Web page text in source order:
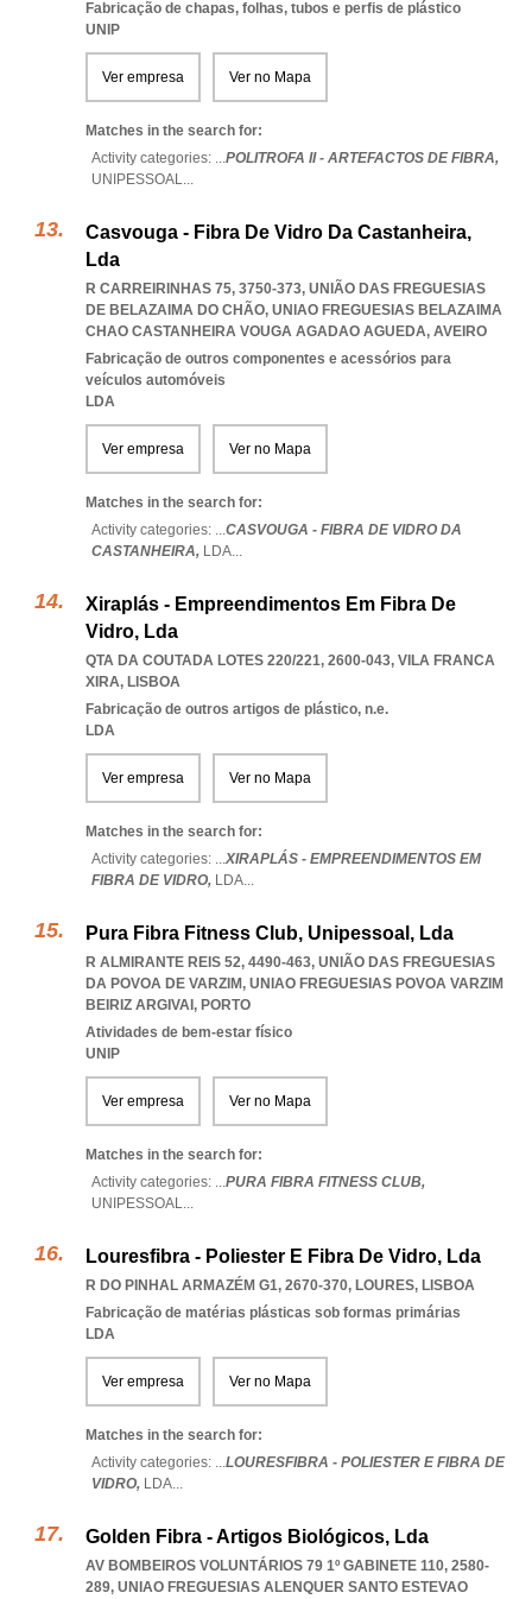
Fabricação de chapas, folhas, tubos e perfis de plástico
UNIP
Ver empresa Ver no Mapa
Matches in the search for:
Activity categories: ...POLITROFA II - ARTEFACTOS DE FIBRA,
UNIPESSOAL...
Casvouga - Fibra De Vidro Da Castanheira,
Lda
R CARREIRINHAS 75, 3750-373, UNIÃO DAS FREGUESIAS
DE BELAZAIMA DO CHÃO, UNIAO FREGUESIAS BELAZAIMA
CHAO CASTANHEIRA VOUGA AGADAO AGUEDA, AVEIRO
Fabricação de outros componentes e acessórios para
veículos automóveis
LDA
Ver empresa Ver no Mapa
Matches in the search for:
Activity categories: ...CASVOUGA - FIBRA DE VIDRO DA
CASTANHEIRA, LDA...
Xiraplás - Empreendimentos Em Fibra De
Vidro, Lda
QTA DA COUTADA LOTES 220/221, 2600-043, VILA FRANCA
XIRA, LISBOA
Fabricação de outros artigos de plástico, n.e.
LDA
Ver empresa Ver no Mapa
Matches in the search for:
Activity categories: ...XIRAPLÁS - EMPREENDIMENTOS EM
FIBRA DE VIDRO, LDA...
Pura Fibra Fitness Club, Unipessoal, Lda
R ALMIRANTE REIS 52, 4490-463, UNIÃO DAS FREGUESIAS
DA POVOA DE VARZIM, UNIAO FREGUESIAS POVOA VARZIM
BEIRIZ ARGIVAI , PORTO
Atividades de bem-estar físico
UNIP
Ver empresa Ver no Mapa
Matches in the search for:
Activity categories: ...PURA FIBRA FITNESS CLUB,
UNIPESSOAL...
Louresfibra - Poliester E Fibra De Vidro, Lda
R DO PINHAL ARMAZÉM G1, 2670-370, LOURES, LISBOA
Fabricação de matérias plásticas sob formas primárias
LDA
Ver empresa Ver no Mapa
Matches in the search for:
Activity categories: ...LOURESFIBRA - POLIESTER E FIBRA DE
VIDRO, LDA...
Golden Fibra - Artigos Biológicos, Lda
AV BOMBEIROS VOLUNTÁRIOS 79 1º GABINETE 110, 2580-
289, UNIAO FREGUESIAS ALENQUER SANTO ESTEVAO